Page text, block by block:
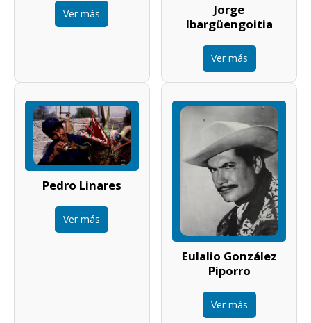
Ver más
Jorge
Ibargüengoitia
Ver más
Pedro Linares
Ver más
Eulalio González
Piporro
Ver más